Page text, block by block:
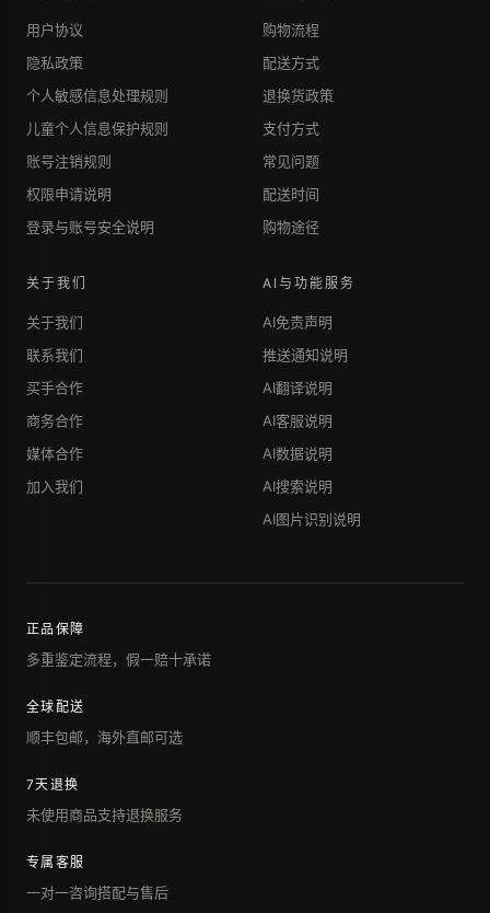
用户协议
隐私政策
个人敏感信息处理规则
儿童个人信息保护规则
账号注销规则
权限申请说明
登录与账号安全说明
购物流程
配送方式
退换货政策
支付方式
常见问题
配送时间
购物途径
关于我们
关于我们
联系我们
买手合作
商务合作
媒体合作
加入我们
AI与功能服务
AI免责声明
推送通知说明
AI翻译说明
AI客服说明
AI数据说明
AI搜索说明
AI图片识别说明
正品保障
多重鉴定流程，假一赔十承诺
全球配送
顺丰包邮，海外直邮可选
7天退换
未使用商品支持退换服务
专属客服
一对一咨询搭配与售后